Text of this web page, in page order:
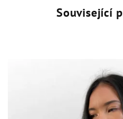
Související